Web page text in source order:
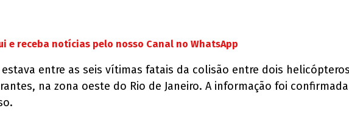
e receba notícias pelo nosso Canal no WhatsApp
entre as seis vítimas fatais da colisão entre dois
na zona oeste do Rio de Janeiro. A informação foi